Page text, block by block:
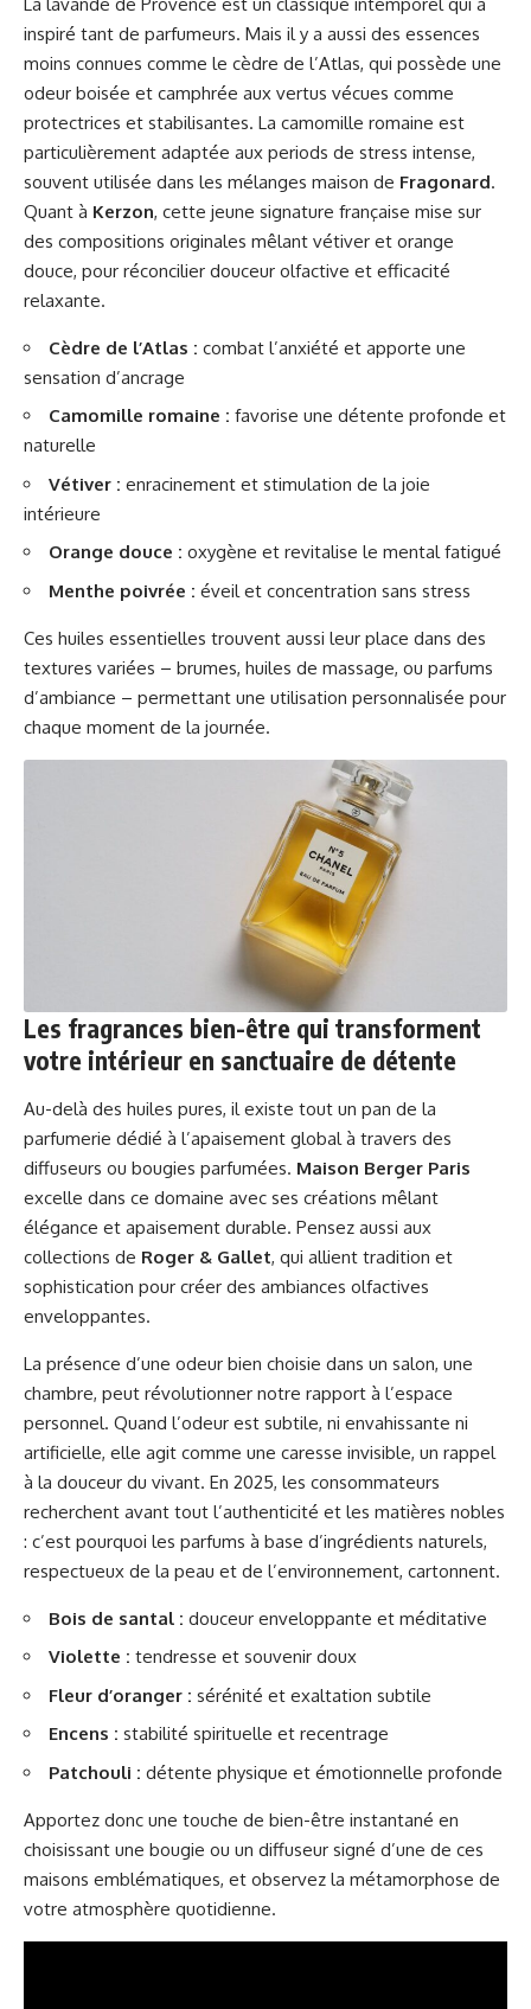
inspiré tant de parfumeurs. Mais il y a aussi des essences
moins connues comme le cèdre de l’Atlas, qui possède une
odeur boisée et camphrée aux vertus vécues comme
protectrices et stabilisantes. La camomille romaine est
particulièrement adaptée aux periods de stress intense,
souvent utilisée dans les mélanges maison de Fragonard.
Quant à Kerzon, cette jeune signature française mise sur
des compositions originales mêlant vétiver et orange
douce, pour réconcilier douceur olfactive et efficacité
relaxante.
Cèdre de l’Atlas : combat l’anxiété et apporte une
sensation d’ancrage
Camomille romaine : favorise une détente profonde et
naturelle
Vétiver : enracinement et stimulation de la joie
intérieure
Orange douce : oxygène et revitalise le mental fatigué
Menthe poivrée : éveil et concentration sans stress
Ces huiles essentielles trouvent aussi leur place dans des
textures variées – brumes, huiles de massage, ou parfums
d’ambiance – permettant une utilisation personnalisée pour
chaque moment de la journée.
Les fragrances bien-être qui transforment
votre intérieur en sanctuaire de détente
Au-delà des huiles pures, il existe tout un pan de la
parfumerie dédié à l’apaisement global à travers des
diffuseurs ou bougies parfumées. Maison Berger Paris
excelle dans ce domaine avec ses créations mêlant
élégance et apaisement durable. Pensez aussi aux
collections de Roger & Gallet, qui allient tradition et
sophistication pour créer des ambiances olfactives
enveloppantes.
La présence d’une odeur bien choisie dans un salon, une
chambre, peut révolutionner notre rapport à l’espace
personnel. Quand l’odeur est subtile, ni envahissante ni
artificielle, elle agit comme une caresse invisible, un rappel
à la douceur du vivant. En 2025, les consommateurs
recherchent avant tout l’authenticité et les matières nobles
: c’est pourquoi les parfums à base d’ingrédients naturels,
respectueux de la peau et de l’environnement, cartonnent.
Bois de santal : douceur enveloppante et méditative
Violette : tendresse et souvenir doux
Fleur d’oranger : sérénité et exaltation subtile
Encens : stabilité spirituelle et recentrage
Patchouli : détente physique et émotionnelle profonde
Apportez donc une touche de bien-être instantané en
choisissant une bougie ou un diffuseur signé d’une de ces
maisons emblématiques, et observez la métamorphose de
votre atmosphère quotidienne.